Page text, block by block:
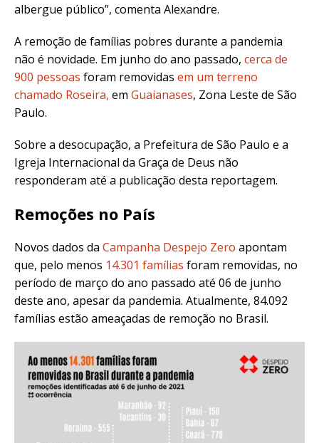
albergue público”, comenta Alexandre.
A remoção de famílias pobres durante a pandemia
não é novidade. Em junho do ano passado, cerca de
900 pessoas foram removidas em um terreno
chamado Roseira, em Guaianases, Zona Leste de São
Paulo.
Sobre a desocupação, a Prefeitura de São Paulo e a
Igreja Internacional da Graça de Deus não
responderam até a publicação desta reportagem.
Remoções no País
Novos dados da Campanha Despejo Zero apontam
que, pelo menos 14.301 famílias foram removidas, no
período de março do ano passado até 06 de junho
deste ano, apesar da pandemia. Atualmente, 84.092
famílias estão ameaçadas de remoção no Brasil.